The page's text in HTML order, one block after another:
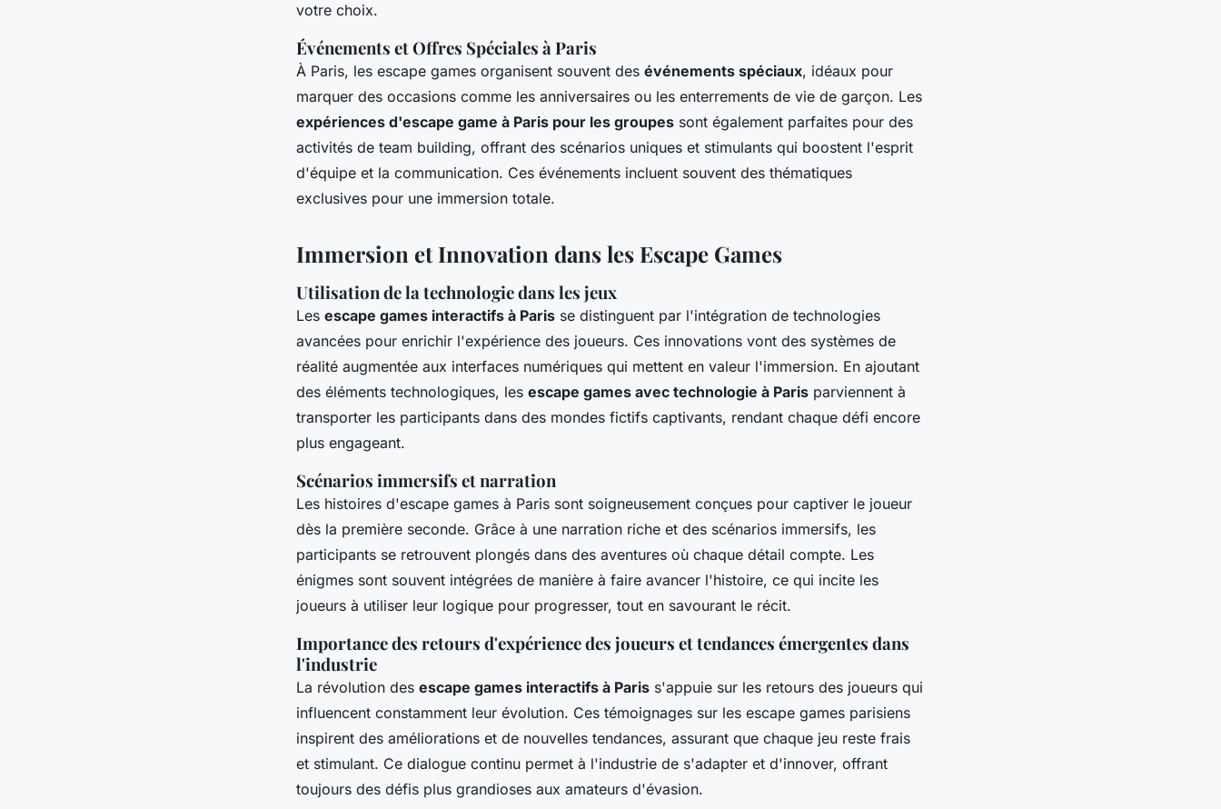
votre choix.
Événements et Offres Spéciales à Paris
À Paris, les escape games organisent souvent des événements spéciaux, idéaux pour
marquer des occasions comme les anniversaires ou les enterrements de vie de garçon. Les
expériences d'escape game à Paris pour les groupes sont également parfaites pour des
activités de team building, offrant des scénarios uniques et stimulants qui boostent l'esprit
d'équipe et la communication. Ces événements incluent souvent des thématiques
exclusives pour une immersion totale.
Immersion et Innovation dans les Escape Games
Utilisation de la technologie dans les jeux
Les escape games interactifs à Paris se distinguent par l'intégration de technologies
avancées pour enrichir l'expérience des joueurs. Ces innovations vont des systèmes de
réalité augmentée aux interfaces numériques qui mettent en valeur l'immersion. En ajoutant
des éléments technologiques, les escape games avec technologie à Paris parviennent à
transporter les participants dans des mondes fictifs captivants, rendant chaque défi encore
plus engageant.
Scénarios immersifs et narration
Les histoires d'escape games à Paris sont soigneusement conçues pour captiver le joueur
dès la première seconde. Grâce à une narration riche et des scénarios immersifs, les
participants se retrouvent plongés dans des aventures où chaque détail compte. Les
énigmes sont souvent intégrées de manière à faire avancer l'histoire, ce qui incite les
joueurs à utiliser leur logique pour progresser, tout en savourant le récit.
Importance des retours d'expérience des joueurs et tendances émergentes dans
l'industrie
La révolution des escape games interactifs à Paris s'appuie sur les retours des joueurs qui
influencent constamment leur évolution. Ces témoignages sur les escape games parisiens
inspirent des améliorations et de nouvelles tendances, assurant que chaque jeu reste frais
et stimulant. Ce dialogue continu permet à l'industrie de s'adapter et d'innover, offrant
toujours des défis plus grandioses aux amateurs d'évasion.